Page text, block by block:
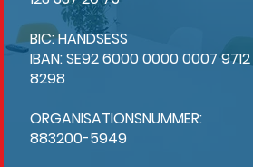
BIC: HANDSESS
IBAN: SE92 6000 0000 0007 9712
8298
ORGANISATIONSNUMMER:
883200-5949